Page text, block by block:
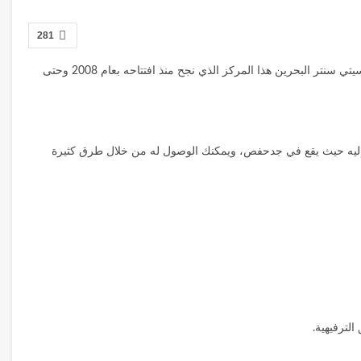
281
تضم البحرين العديد من مراكز التسوق الرائعة التي تمنح زوارها فرصة التسوق والترفيه في آنٍ واحد، ولكن يظل واحد من أفضل تلك المراكز هو مجمع سيتي سنتر البحرين هذا المركز الذي نجح منذ افتتاحه بعام 2008 وحتى
إليه حيث يقع في جدحفص، ويمكنك الوصول له من خلال طرق كثيرة